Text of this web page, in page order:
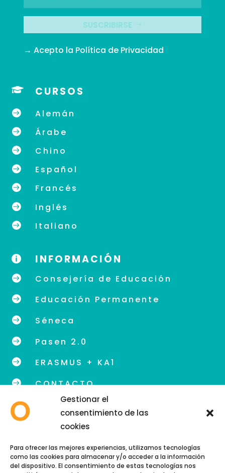
Gestionar el
consentimiento de las
cookies
Para ofrecer las mejores experiencias, utilizamos tecnologías
como las cookies para almacenar y/o acceder a la información
del dispositivo. El consentimiento de estas tecnologías nos
SUSCRIBIRSE
→ Acepto la Política de Privacidad
 CURSOS
 Alemán
 Árabe
 Chino
 Español
 Francés
 Inglés
 Italiano
 INFORMACIÓN
 Consejería de Educación
 Educación Permanente
 Séneca
 Pasen 2.0
 ERASMUS + KA1
 CONTACTO
Teléfono: 958 89 48 54